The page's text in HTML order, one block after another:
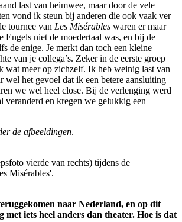
last van heimwee, maar door de vele
vond ik steun bij anderen die ook vaak ver
tournee van Les Misérables waren er maar
Engels niet de moedertaal was, en bij de
de enige. Je merkt dan toch een kleine
van je collega’s. Zeker in de eerste groep
wat meer op zichzelf. Ik heb weinig last van
wel het gevoel dat ik een betere aansluiting
we wel heel close. Bij de verlenging werd
veranderd en kregen we gelukkig een
de afbeeldingen.
vierde van rechts) tijdens de
Misérables'.
naar Nederland, en op dit
met iets heel anders dan theater. Hoe is dat